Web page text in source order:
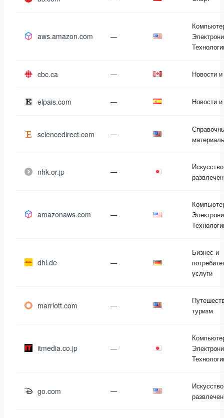
aws.amazon.com —
cbc.ca — Новости
elpais.com — Новости
sciencedirect.com —
nhk.or.jp —
amazonaws.com —
dhl.de —
Бизнес и
услуги
marriott.com —
туризм
itmedia.co.jp —
go.com —